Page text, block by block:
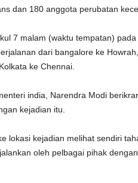
dan 180 anggota perubatan
7 malam (waktu tempatan)
dari bangalore ke
ke Chennai.
india, Narendra Modi
kejadian itu.
lokasi kejadian melihat sendiri
oleh pelbagai pihak